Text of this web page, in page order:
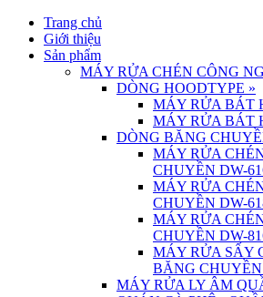
Trang chủ
Giới thiệu
Sản phẩm
MÁY RỬA CHÉN CÔNG
DÒNG HOODTYPE »
MÁY RỬA BÁT
MÁY RỬA BÁT
DÒNG BĂNG
MÁY RỬA
CHUYỀN DW-
MÁY RỬA
CHUYỀN DW-
MÁY RỬA
CHUYỀN DW-
MÁY RỬA SẤY
BĂNG CHUYỀN
MÁY RỬA LY ÂM